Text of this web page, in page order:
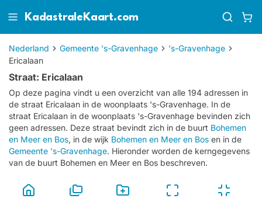
KadastraleKaart.com
Nederland Gemeente 's-Gravenhage
's-Gravenhage
Ericalaan
Straat: Ericalaan
Op deze pagina vindt u een overzicht van alle 194 adressen in
de straat Ericalaan in de woonplaats 's-Gravenhage. In de
straat Ericalaan in de woonplaats 's-Gravenhage bevinden zich
geen adressen. Deze straat bevindt zich in de buurt Bohemen
en Meer en Bos, in de wijk Bohemen en Meer en Bos en in de
Gemeente 's-Gravenhage. Hieronder worden de kerngegevens
van de buurt Bohemen en Meer en Bos beschreven.